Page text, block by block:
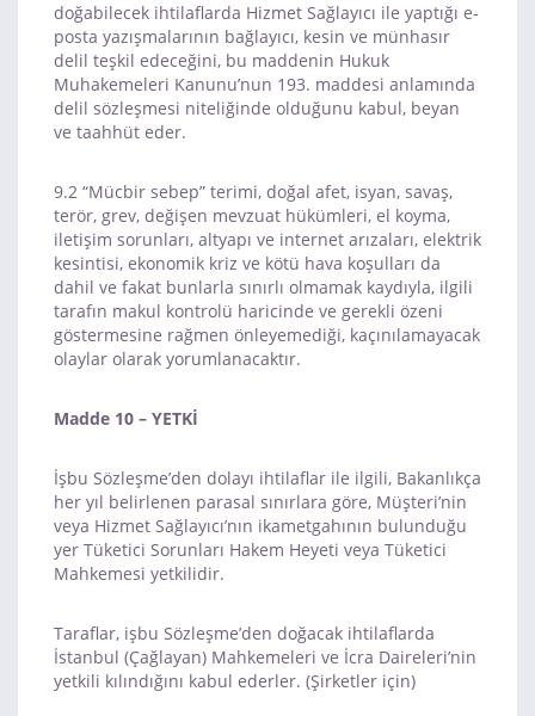
doğabilecek ihtilaflarda Hizmet Sağlayıcı ile yaptığı e-
posta yazışmalarının bağlayıcı, kesin ve münhasır
delil teşkil edeceğini, bu maddenin Hukuk
Muhakemeleri Kanunu’nun 193. maddesi anlamında
delil sözleşmesi niteliğinde olduğunu kabul, beyan
ve taahhüt eder.
9.2 “Mücbir sebep” terimi, doğal afet, isyan, savaş,
terör, grev, değişen mevzuat hükümleri, el koyma,
iletişim sorunları, altyapı ve internet arızaları, elektrik
kesintisi, ekonomik kriz ve kötü hava koşulları da
dahil ve fakat bunlarla sınırlı olmamak kaydıyla, ilgili
tarafın makul kontrolü haricinde ve gerekli özeni
göstermesine rağmen önleyemediği, kaçınılamayacak
olaylar olarak yorumlanacaktır.
Madde 10 – YETKİ
İşbu Sözleşme’den dolayı ihtilaflar ile ilgili, Bakanlıkça
her yıl belirlenen parasal sınırlara göre, Müşteri’nin
veya Hizmet Sağlayıcı’nın ikametgahının bulunduğu
yer Tüketici Sorunları Hakem Heyeti veya Tüketici
Mahkemesi yetkilidir.
Taraflar, işbu Sözleşme’den doğacak ihtilaflarda
İstanbul (Çağlayan) Mahkemeleri ve İcra Daireleri’nin
yetkili kılındığını kabul ederler. (Şirketler için)